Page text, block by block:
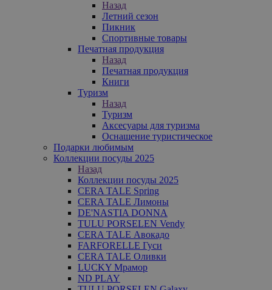
Назад
Летний сезон
Пикник
Спортивные товары
Печатная продукция
Назад
Печатная продукция
Книги
Туризм
Назад
Туризм
Аксесуары для туризма
Оснащение туристическое
Подарки любимым
Коллекции посуды 2025
Назад
Коллекции посуды 2025
CERA TALE Spring
CERA TALE Лимоны
DE'NASTIA DONNA
TULU PORSELEN Vendy
CERA TALE Авокадо
FARFORELLE Гуси
CERA TALE Оливки
LUCKY Мрамор
ND PLAY